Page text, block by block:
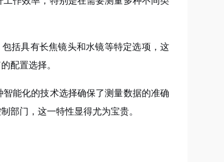
括具有长焦镜头和水镜等特定选项，这
配置选择。
能化的技术选择确保了测量数据的准确
部门，这一特性显得尤为宝贵。